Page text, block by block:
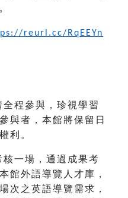
reurl.cc/RqEEYn
程參與，珍視學習
與者，本館將保留日
利。
一場，通過成果考
館外語導覽人才庫，
次之英語導覽需求，